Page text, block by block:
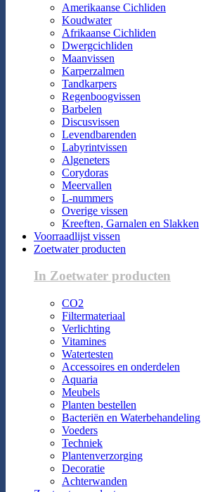
Amerikaanse Cichliden
Koudwater
Afrikaanse Cichliden
Dwergcichliden
Maanvissen
Karperzalmen
Tandkarpers
Regenboogvissen
Barbelen
Discusvissen
Levendbarenden
Labyrintvissen
Algeneters
Corydoras
Meervallen
L-nummers
Overige vissen
Kreeften, Garnalen en Slakken
Voorraadlijst vissen
Zoetwater producten
In Zoetwater producten
CO2
Filtermateriaal
Verlichting
Vitamines
Watertesten
Accessoires en onderdelen
Aquaria
Meubels
Planten bestellen
Bacteriën en Waterbehandeling
Voeders
Techniek
Plantenverzorging
Decoratie
Achterwanden